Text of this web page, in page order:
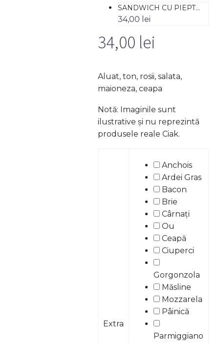
SANDWICH CU PIEPT...
34,00 lei
34,00 lei
Aluat, ton, rosii, salata,
maioneza, ceapa
Notă: Imaginile sunt
ilustrative și nu reprezintă
produsele reale Ciak.
Extra
Anchois
Ardei Gras
Bacon
Brie
Cârnați
Ou
Ceapă
Ciuperci
Gorgonzola
Măsline
Mozzarela
Pâinică
Parmiggiano